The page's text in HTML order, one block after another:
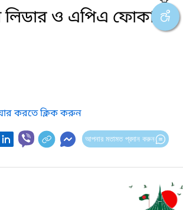
লিডার ও এপিএ ফোকাল
করতে ক্লিক করুন
আপনার মতামত প্রদান করুন